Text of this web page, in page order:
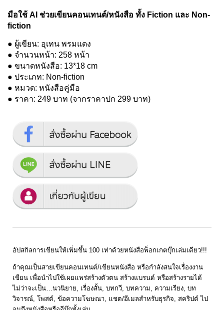
มือใช้ AI ช่วยเขียนคอนเทนต์/หนังสือ ทั้ง Fiction และ Non-
fiction
● ผู้เขียน: อุเทน พรมแดง
● จำนวนหน้า: 258 หน้า
● ขนาดหนังสือ: 13*18 cm
● ประเภท: Non-fiction
● หมวด: หนังสือคู่มือ
● ราคา: 249 บาท (จากราคาปก 299 บาท)
อัปสกิลการเขียนให้เพิ่มขึ้น 100 เท่าด้วยหนังสือพ็อกเกตบุ๊กเล่มเดียว!!!
ถ้าคุณเป็นสายเขียนคอนเทนต์/เขียนหนังสือ หรือกำลังสนใจเรื่องงาน
เขียน เพื่อนำไปใช้เผยแพร่สร้างตัวตน สร้างแบรนด์ หรือสร้างรายได้
ไม่ว่าจะเป็น…นวนิยาย, เรื่องสั้น, บทกวี, บทความ, ความเรียง, บท
วิจารณ์, โพสต์, ข้อความโฆษณา, แชต/อีเมลสำหรับธุรกิจ, สคริปต์ ไป